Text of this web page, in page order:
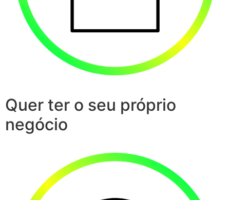
Quer ter o seu próprio
negócio